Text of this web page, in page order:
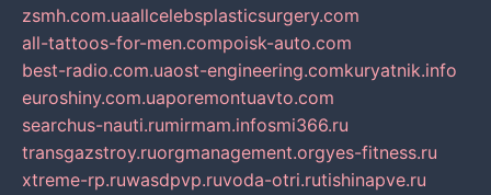
zsmh.com.uaallcelebsplasticsurgery.com
all-tattoos-for-men.compoisk-auto.com
best-radio.com.uaost-engineering.comkuryatnik.info
euroshiny.com.uaporemontuavto.com
searchus-nauti.rumirmam.infosmi366.ru
transgazstroy.ruorgmanagement.orgyes-fitness.ru
xtreme-rp.ruwasdpvp.ruvoda-otri.rutishinapve.ru